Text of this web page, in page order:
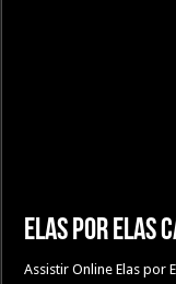
Elas por Elas
Assistir Online Elas por